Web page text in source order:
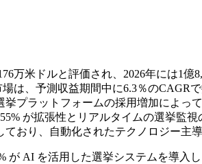
万米ドルと評価され、2026年には1
は、予測収益期間中に6.3％の
プラットフォームの採用増加によ
が拡張性とリアルタイムの選挙監
おり、自動化されたテクノロジー主
が AI を活用した選挙システムを導入